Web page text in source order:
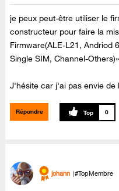
je peux peut-être utiliser le
constructeur pour faire la
Firmware(ALE-L21, Andriod
Single SIM, Channel-Others)»
J'hésite car j'ai pas envie de
Répondre 0
johann #TopMembre